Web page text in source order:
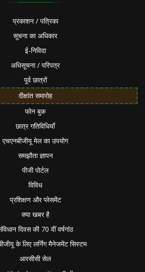
प्रकाशन / पत्रिका
सूचना का अधिकार
ई-निविदा
अधिसूचना / परिपत्र
पूर्व छात्रों
दीक्षांत समारोह
फोन बुक
छात्र गतिविधियाँ
एचएनबीजीयू मेल का उपयोग
समझौता ज्ञापन
पीजी पोर्टल
विविध
प्रशिक्षण और प्लेसमेंट
क्या खबर है
दिवस की 70 वीं वर्षगांठ
के लिए लर्निंग मैनेजमेंट सिस्टम
आरसीसी सेल